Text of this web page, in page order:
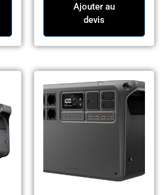
Ajouter au
devis